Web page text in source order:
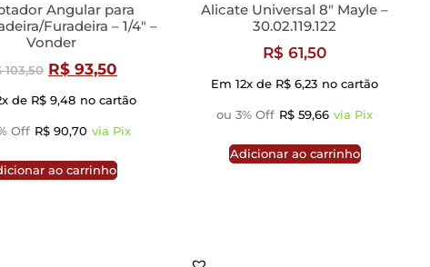
Angular para
Furadeira – 1/4″ –
Vonder
103,50 R$ 93,50
de R$ 9,48 no cartão
Off R$ 90,70 via Pix
ao carrinho
Alicate Universal 8″ Mayle –
30.02.119.122
R$ 61,50
Em 12x de R$ 6,23 no cartão
ou 3% Off R$ 59,66 via Pix
Adicionar ao carrinho